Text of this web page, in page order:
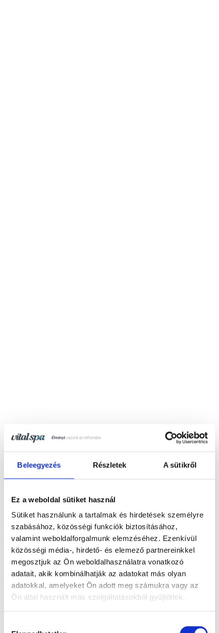
Beleegyezés Részletek A sütikről
Ez a weboldal sütiket használ
Sütiket használunk a tartalmak és hirdetések személyre
szabásához, közösségi funkciók biztosításához,
valamint weboldalforgalmunk elemzéséhez. Ezenkívül
közösségi média-, hirdető- és elemező partnereinkkel
megosztjuk az Ön weboldalhasználatra vonatkozó
adatait, akik kombinálhatják az adatokat más olyan
adatokkal, amelyeket Ön adott meg számukra vagy az
Ön által használt más szolgáltatásokból gyűjtöttek.